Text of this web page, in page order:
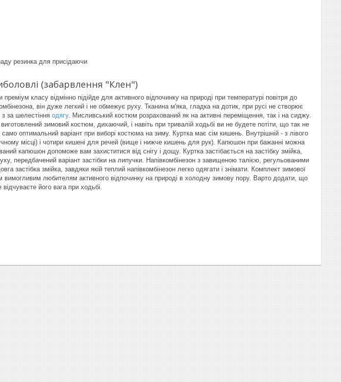
резинка для присідаючи
(забарвлення "Клен")
преміум класу відмінно підійде для активного відпочинку на природі при температурі повітря до
він дуже легкий і не обмежує руху. Тканина м'яка, гладка на дотик, при русі не створює
за шелестіння одягу. Мисливський костюм розрахований як на активні переміщення, так і на сиджу.
зимовий костюм, дихаючий, і навіть при тривалій ходьбі ви не будете потіти, що так не
оптимальний варіант при виборі костюма на зиму. Куртка має сім кишень. Внутрішній - з лівого
місці) і чотири кишені для речей (вище і нижче кишень для рук). Капюшон при бажанні можна
капюшон допоможе вам захиститися від снігу і дощу. Куртка застібається на застібку змійка,
передбачений варіант застібки на липучки. Напівкомбінезон з завищеною талією, регульованими
застібка змійка, завдяки якій теплий напівкомбінезон легко одягати і знімати. Комплект зимової
вимогливим любителям активного відпочинку на природі в холодну зимову пору. Варто додати, що
його вага при ходьбі.